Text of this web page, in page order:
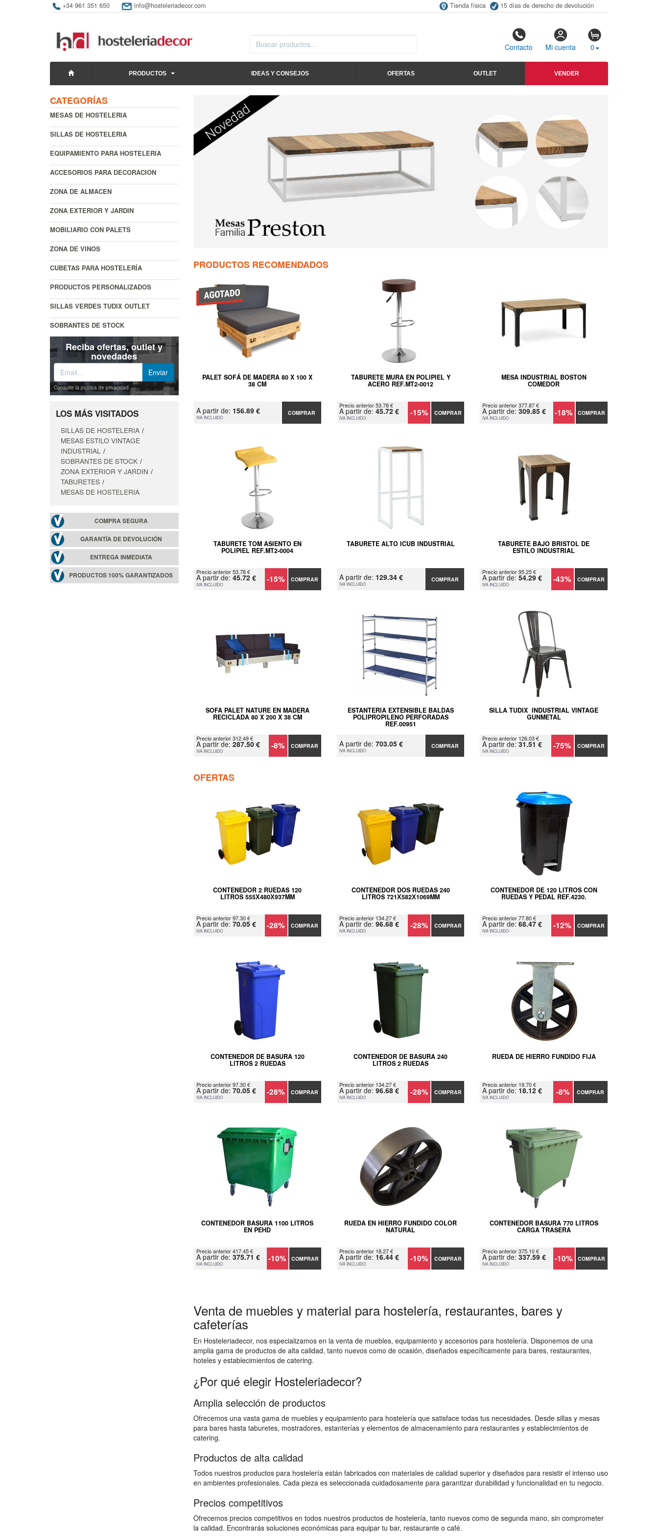
+34 961 351 650 info@hosteleriadecor.com Tienda física 15 días de derecho de devolución
Contacto Mi cuenta 0
PRODUCTOS IDEAS Y CONSEJOS OFERTAS OUTLET VENDER
CATEGORÍAS
MESAS DE HOSTELERIA
SILLAS DE HOSTELERIA
EQUIPAMIENTO PARA HOSTELERIA
ACCESORIOS PARA DECORACION
ZONA DE ALMACEN
ZONA EXTERIOR Y JARDIN
MOBILIARIO CON PALETS
ZONA DE VINOS
CUBETAS PARA HOSTELERÍA
PRODUCTOS PERSONALIZADOS
SILLAS VERDES TUDIX OUTLET
SOBRANTES DE STOCK
Reciba ofertas, outlet y
novedades
Consulte la política de privacidad
LOS MÁS VISITADOS
SILLAS DE HOSTELERIA
MESAS ESTILO VINTAGE
INDUSTRIAL
SOBRANTES DE STOCK
ZONA EXTERIOR Y JARDIN
TABURETES
MESAS DE HOSTELERIA
COMPRA SEGURA
GARANTÍA DE DEVOLUCIÓN
ENTREGA INMEDIATA
PRODUCTOS 100% GARANTIZADOS
PRODUCTOS RECOMENDADOS
PALET SOFÁ DE MADERA 80 X 100 X
38 CM
A partir de: 156.89 €
IVA INCLUIDO
COMPRAR
TABURETE MURA EN POLIPIEL Y
ACERO REF.MT2-0012
Precio anterior 53.78 €
A partir de: 45.72 €
IVA INCLUIDO -15% COMPRAR
MESA INDUSTRIAL BOSTON
COMEDOR
Precio anterior 377.87 €
A partir de:309.85 €
IVA INCLUIDO -18% COMPRAR
TABURETE TOM ASIENTO EN
POLIPIEL REF.MT2-0004
Precio anterior 53.78 €
A partir de: 45.72 €
IVA INCLUIDO -15% COMPRAR
TABURETE ALTO ICUB INDUSTRIAL
A partir de: 129.34 €
IVA INCLUIDO
COMPRAR
TABURETE BAJO BRISTOL DE
ESTILO INDUSTRIAL
Precio anterior 95.25 €
A partir de:54.29 €
IVA INCLUIDO -43% COMPRAR
SOFA PALET NATURE EN MADERA
RECICLADA 80 X 200 X 38 CM
Precio anterior 312.49 €
A partir de: 287.50 €
IVA INCLUIDO -8% COMPRAR
ESTANTERIA EXTENSIBLE BALDAS
POLIPROPILENO PERFORADAS
REF.00951
A partir de: 703.05 €
IVA INCLUIDO
COMPRAR
SILLA TUDIX INDUSTRIAL VINTAGE
GUNMETAL
Precio anterior 126.03 €
A partir de:31.51 €
IVA INCLUIDO -75% COMPRAR
OFERTAS
CONTENEDOR 2 RUEDAS 120
LITROS 555Х480Х937MM
Precio anterior 97.30 €
A partir de: 70.05 €
IVA INCLUIDO -28% COMPRAR
CONTENEDOR DOS RUEDAS 240
LITROS 721Х582Х1069MM
Precio anterior 134.27 €
A partir de: 96.68 €
IVA INCLUIDO -28% COMPRAR
CONTENEDOR DE 120 LITROS CON
RUEDAS Y PEDAL REF.4230.
Precio anterior 77.80 €
A partir de:68.47 €
IVA INCLUIDO -12% COMPRAR
CONTENEDOR DE BASURA 120
LITROS 2 RUEDAS
Precio anterior 97.30 €
A partir de: 70.05 €
IVA INCLUIDO -28% COMPRAR
CONTENEDOR DE BASURA 240
LITROS 2 RUEDAS
Precio anterior 134.27 €
A partir de: 96.68 €
IVA INCLUIDO -28% COMPRAR
RUEDA DE HIERRO FUNDIDO FIJA
Precio anterior 19.70 €
A partir de: 18.12 €
IVA INCLUIDO -8% COMPRAR
CONTENEDOR BASURA 1100 LITROS
EN PEHD
Precio anterior 417.45 €
A partir de: 375.71 €
IVA INCLUIDO -10% COMPRAR
RUEDA EN HIERRO FUNDIDO COLOR
NATURAL
Precio anterior 18.27 €
A partir de: 16.44 €
IVA INCLUIDO -10% COMPRAR
CONTENEDOR BASURA 770 LITROS
CARGA TRASERA
Precio anterior 375.10 €
A partir de:337.59 €
IVA INCLUIDO -10% COMPRAR
Venta de muebles y material para hostelería, restaurantes, bares y
cafeterías
En Hosteleriadecor, nos especializamos en la venta de muebles, equipamiento y accesorios para hostelería. Disponemos de una
amplia gama de productos de alta calidad, tanto nuevos como de ocasión, diseñados específicamente para bares, restaurantes,
hoteles y establecimientos de catering.
¿Por qué elegir Hosteleriadecor?
Amplia selección de productos
Ofrecemos una vasta gama de muebles y equipamiento para hostelería que satisface todas tus necesidades. Desde sillas y mesas
para bares hasta taburetes, mostradores, estanterías y elementos de almacenamiento para restaurantes y establecimientos de
catering.
Productos de alta calidad
Todos nuestros productos para hostelería están fabricados con materiales de calidad superior y diseñados para resistir el intenso uso
en ambientes profesionales. Cada pieza es seleccionada cuidadosamente para garantizar durabilidad y funcionalidad en tu negocio.
Precios competitivos
Ofrecemos precios competitivos en todos nuestros productos de hostelería, tanto nuevos como de segunda mano, sin comprometer
la calidad. Encontrarás soluciones económicas para equipar tu bar, restaurante o café.